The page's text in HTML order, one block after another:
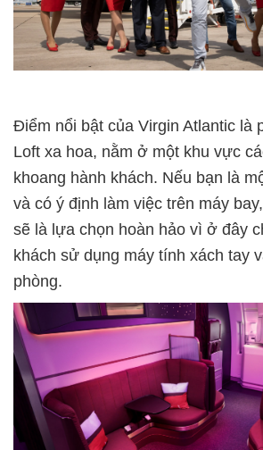
Điểm nổi bật của Virgin Atlantic là
Loft xa hoa, nằm ở một khu vực
khoang hành khách. Nếu bạn là
và có ý định làm việc trên máy
sẽ là lựa chọn hoàn hảo vì ở đây
khách sử dụng máy tính xách tay
phòng.